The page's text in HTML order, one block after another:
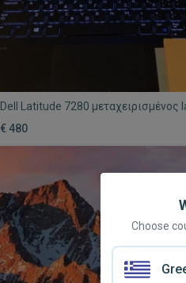
Dell Latitude 7280 μεταχειρισμένος
€ 480
Choose